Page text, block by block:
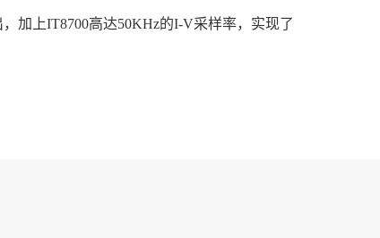
加上IT8700高达50KHz的I-V采样率，实现了